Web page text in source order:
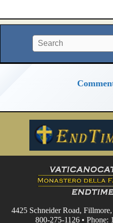
4425 Schneider Road,
800-275-1126 • Phone: